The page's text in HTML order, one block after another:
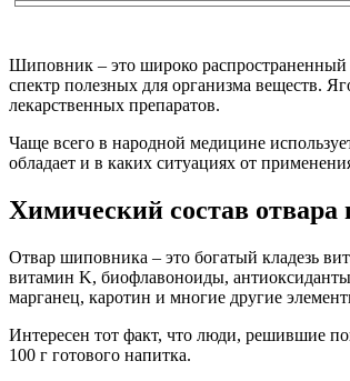
Шиповник – это широко распространенный
спектр полезных для организма веществ.
лекарственных препаратов.
Чаще всего в народной медицине
обладает и в каких ситуациях от
Химический состав
Отвар шиповника – это богатый кладезь
витамин K, биофлавоноиды,
марганец, каротин и многие другие
Интересен тот факт, что люди, решившие
100 г готового напитка.